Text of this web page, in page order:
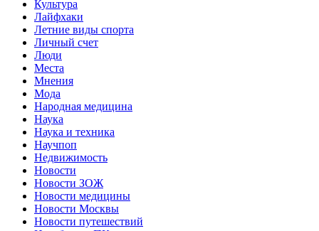
Культура
Лайфхаки
Летние виды спорта
Личный счет
Люди
Места
Мнения
Мода
Народная медицина
Наука
Наука и техника
Научпоп
Недвижимость
Новости
Новости ЗОЖ
Новости медицины
Новости Москвы
Новости путешествий